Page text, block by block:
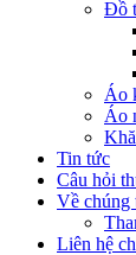
Đồ
Áo
Áo
Tin tức
Câu hỏi
Về chúng
Liên hệ